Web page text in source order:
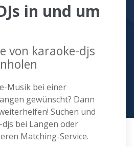
in und um
von karaoke-djs
Musik bei einer
gewünscht? Dann
Suchen und
bei Langen oder
Matching-Service.